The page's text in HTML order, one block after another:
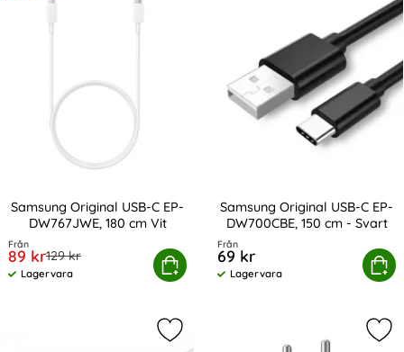
Samsung Original USB-C EP-
DW767JWE, 180 cm Vit
Art. nr 210764
Från
rea pris
89 krtidigare pris
129 kr
Tillgänglighet:
Lagervara
Köp
Original USB-C EP-DW767JWE, 180 cm Vit
Samsung Original USB-C EP-
DW700CBE, 150 cm - Svart
Art. nr 13853
Från
69 kr
Tillgänglighet:
Lagervara
Köp
Samsung Original USB-C EP-
Markera samsung Original USB-C -